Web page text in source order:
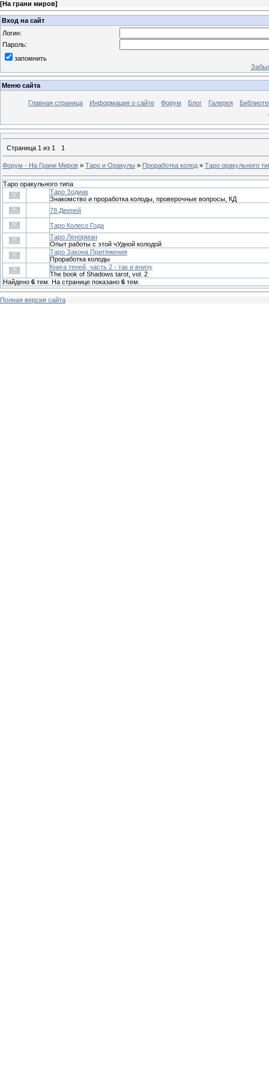
[На грани миров]
Вход на сайт
Логин:
Пароль:
запомнить
Меню сайта
Главная страница Информация о сайте Форум Блог Галерея
Страница 1 из 1 1
Форум - На Грани Миров » Таро и Оракулы » Проработка колод » Таро оракульного
Таро оракульного типа
Таро Зодиак
Знакомство и проработка колоды, проверочные вопросы, КД
78 Дверей
Таро Колесо Года
Таро Ленорман
Опыт работы с этой чУдной колодой
Таро Закона Притяжения
Проработка колоды
Книга теней, часть 2 - так и внизу
The book of Shadows tarot, vol. 2
Найдено 6 тем. На странице показано 6 тем.
Полная версия сайта